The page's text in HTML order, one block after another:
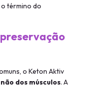
término do
o Keton Aktiv
dos músculos. A